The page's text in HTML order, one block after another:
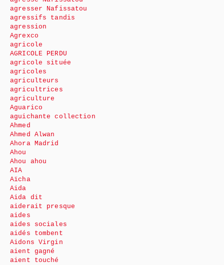
agresser Nafissatou
agressifs tandis
agression
Agrexco
agricole
AGRICOLE PERDU
agricole située
agricoles
agriculteurs
agricultrices
agriculture
Aguarico
aguichante collection
Ahmed
Ahmed Alwan
Ahora Madrid
Ahou
Ahou ahou
AIA
Aïcha
Aida
Aida dit
aiderait presque
aides
aides sociales
aidés tombent
Aidons Virgin
aient gagné
aient touché